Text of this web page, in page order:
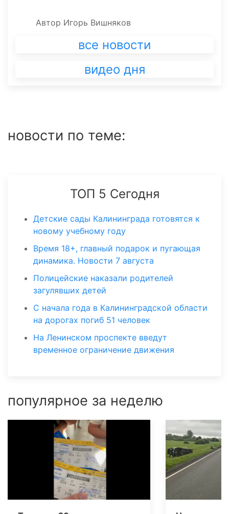
Автор Игорь Вишняков
все новости
видео дня
новости по теме:
ТОП 5 Сегодня
Детские сады Калининграда готовятся к
новому учебному году
Время 18+, главный подарок и пугающая
динамика. Новости 7 августа
Полицейские наказали родителей
загулявших детей
С начала года в Калининградской области
на дорогах погиб 51 человек
На Ленинском проспекте введут
временное ограничение движения
популярное за неделю